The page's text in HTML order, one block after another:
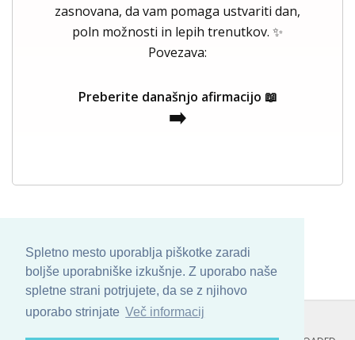
Spletno mesto uporablja piškotke zaradi
boljše uporabniške izkušnje. Z uporabo naše
spletne strani potrjujete, da se z njihovo
uporabo strinjate Več informacij
zasnovana, da vam pomaga ustvariti dan,
poln možnosti in lepih trenutkov. ✨
Povezava:
Preberite današnjo afirmacijo 📖
➡️